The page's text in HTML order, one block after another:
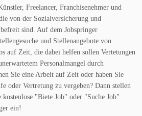
Freelancer, Franchisenehmer und
von der Sozialversicherung und
sind. Auf dem Jobspringer
und Stellenangebote von
auf Zeit, die dabei helfen sollen Vertetungen
Personalmangel durch
Sie eine Arbeit auf Zeit oder haben Sie
oder Vertretung zu vergeben? Dann stellen
kostenlose "Biete Job" oder "Suche Job"
ein!